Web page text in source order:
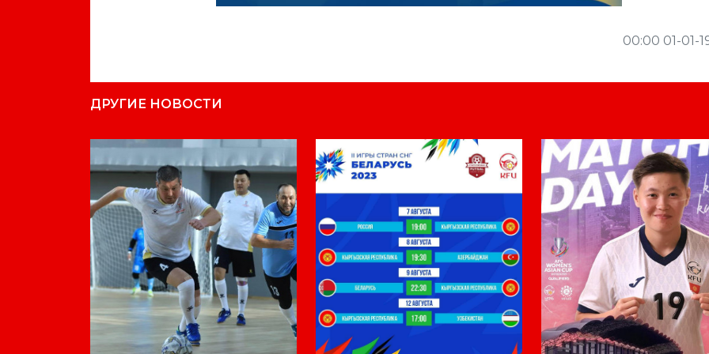
00:00 01-01-
ДРУГИЕ НОВОСТИ